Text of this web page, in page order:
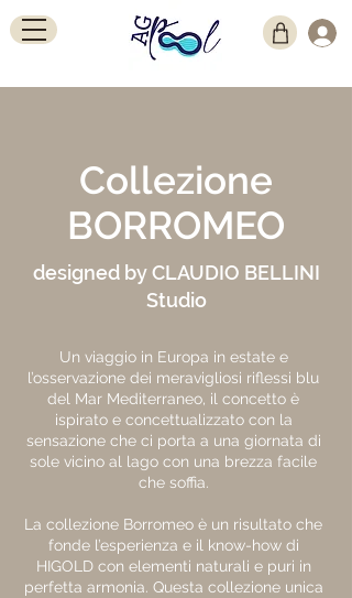
Collezione
BORROMEO
designed by CLAUDIO BELLINI
Studio
Un viaggio in Europa in estate e
l’osservazione dei meravigliosi riflessi blu
del Mar Mediterraneo, il concetto è
ispirato e concettualizzato con la
sensazione che ci porta a una giornata di
sole vicino al lago con una brezza facile
che soffia.
La collezione Borromeo è un risultato che
fonde l’esperienza e il know-how di
HIGOLD con elementi naturali e puri in
perfetta armonia. Questa collezione unica